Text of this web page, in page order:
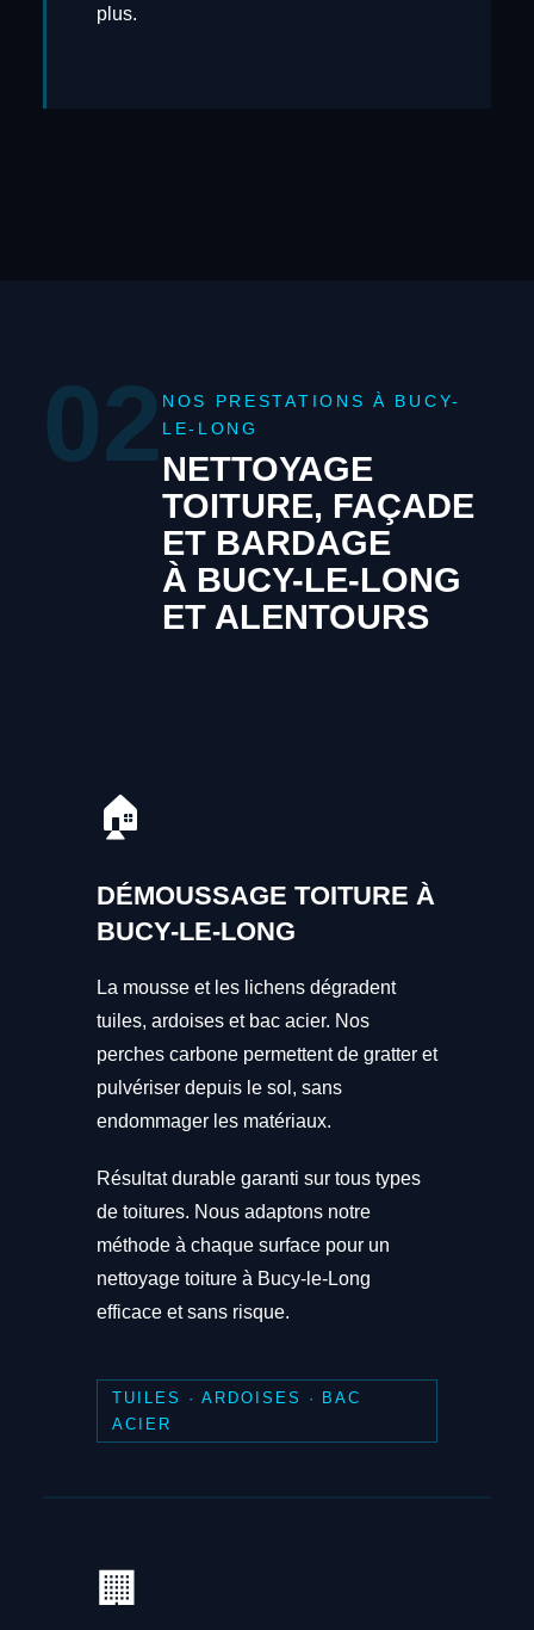
plus.
02 NOS PRESTATIONS À BUCY-
LE-LONG
NETTOYAGE
TOITURE, FAÇADE
ET BARDAGE
À BUCY-LE-LONG
ET ALENTOURS
🏠
DÉMOUSSAGE TOITURE À
BUCY-LE-LONG
La mousse et les lichens dégradent
tuiles, ardoises et bac acier. Nos
perches carbone permettent de gratter et
pulvériser depuis le sol, sans
endommager les matériaux.
Résultat durable garanti sur tous types
de toitures. Nous adaptons notre
méthode à chaque surface pour un
nettoyage toiture à Bucy-le-Long
efficace et sans risque.
TUILES · ARDOISES · BAC
ACIER
🏢